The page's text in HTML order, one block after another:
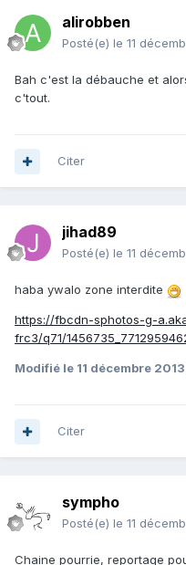
alirobben
Posté(e) le 11
Bah c'est la débauche et
c'tout.
Citer
jihad89
Posté(e) le 11
haba ywalo zone interdite
https://fbcdn-sphotos-g-
frc3/q71/
Modifié le 11 décembre 2013
Citer
sympho
Posté(e) le 11
Chaine pourrie, reportage